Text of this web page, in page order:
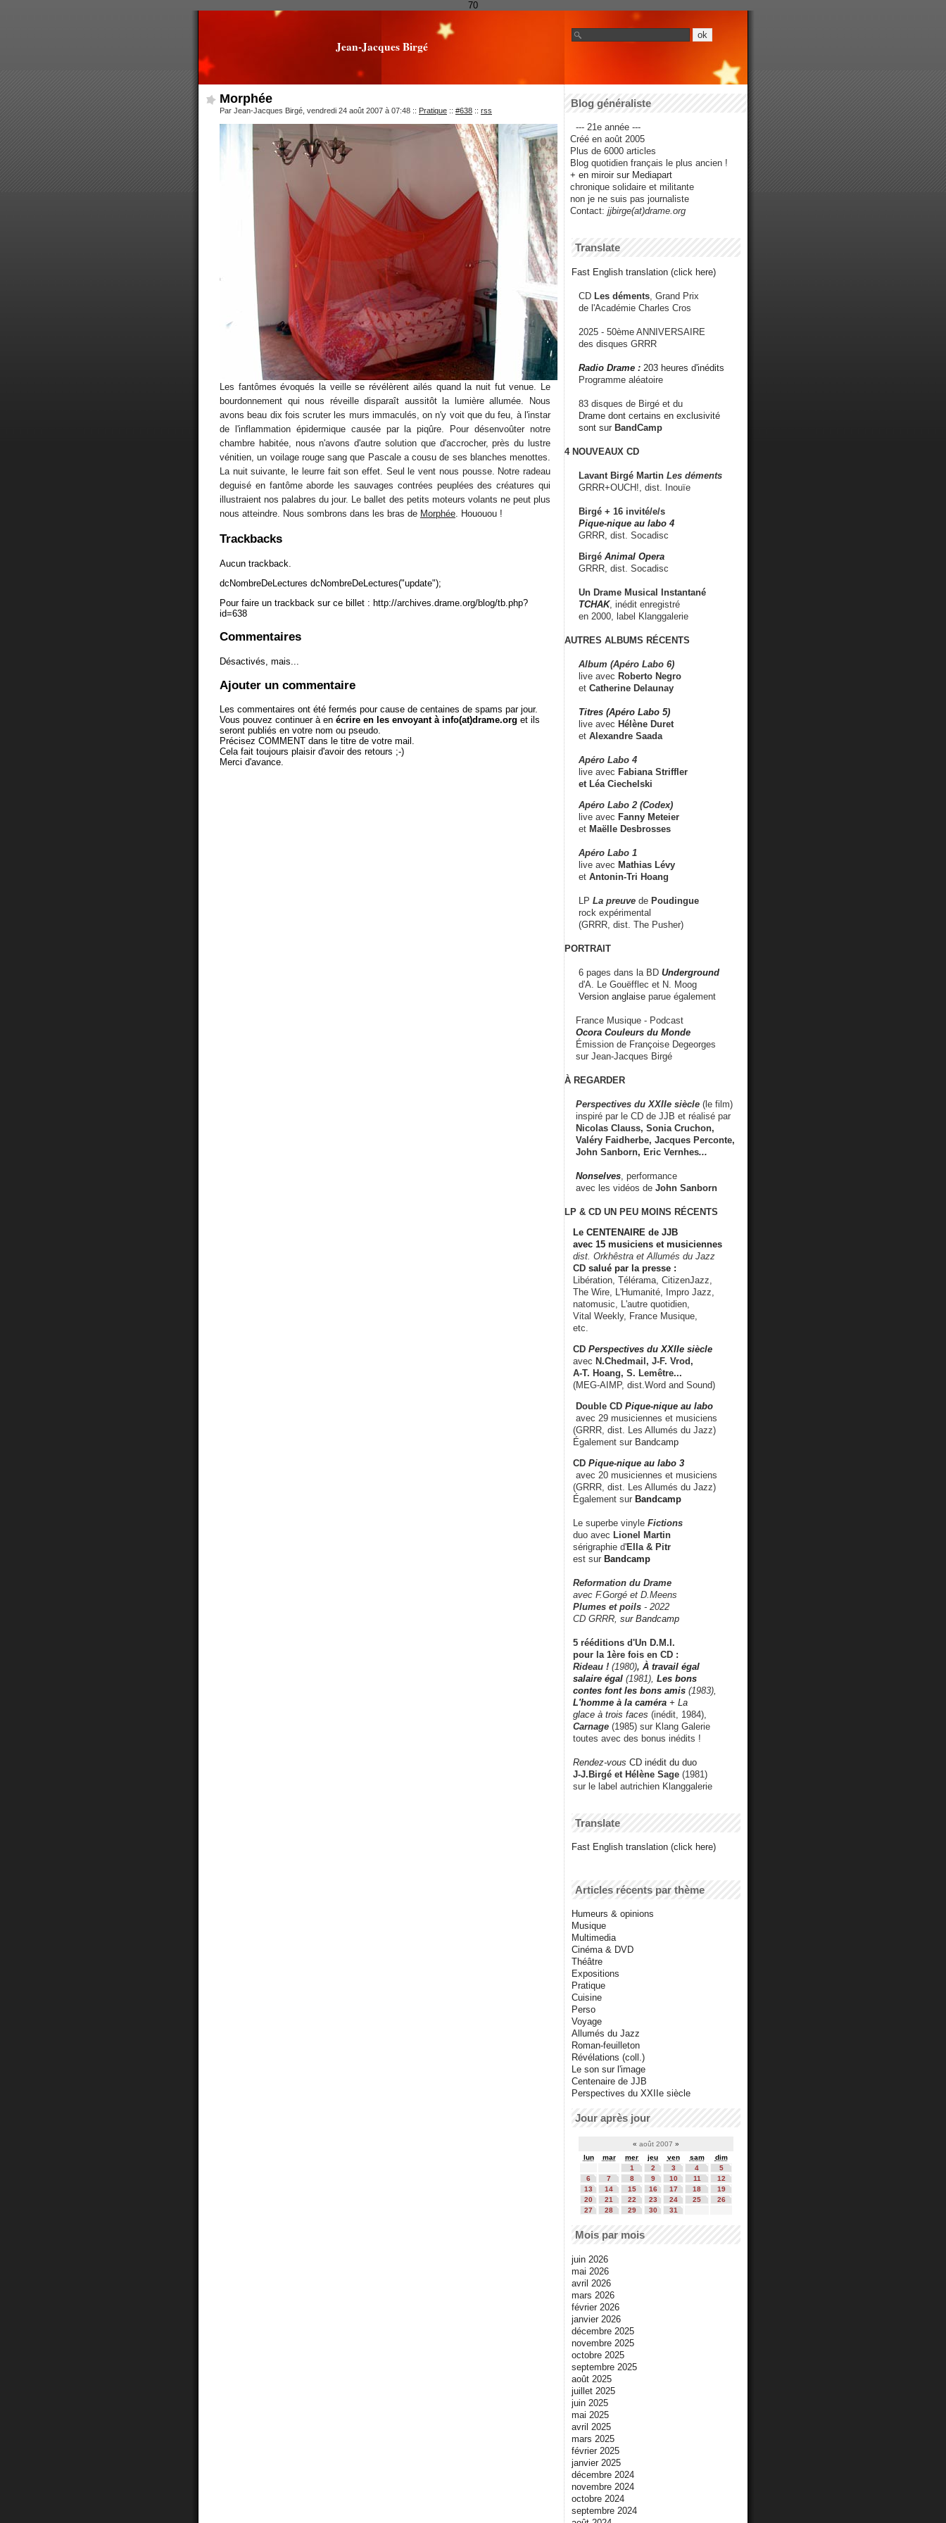
70
Jean-Jacques Birgé
Morphée
Par Jean-Jacques Birgé, vendredi 24 août 2007 à 07:48 :: Pratique :: #638 :: rss
Les fantômes évoqués la veille se révélèrent ailés quand la nuit fut venue. Le
bourdonnement qui nous réveille disparaît aussitôt la lumière allumée. Nous
avons beau dix fois scruter les murs immaculés, on n'y voit que du feu, à l'instar
de l'inflammation épidermique causée par la piqûre. Pour désenvoûter notre
chambre habitée, nous n'avons d'autre solution que d'accrocher, près du lustre
vénitien, un voilage rouge sang que Pascale a cousu de ses blanches menottes.
La nuit suivante, le leurre fait son effet. Seul le vent nous pousse. Notre radeau
deguisé en fantôme aborde les sauvages contrées peuplées des créatures qui
illustraient nos palabres du jour. Le ballet des petits moteurs volants ne peut plus
nous atteindre. Nous sombrons dans les bras de Morphée . Hououou !
Trackbacks
Aucun trackback.
dcNombreDeLectures dcNombreDeLectures("update");
Pour faire un trackback sur ce billet : http://archives.drame.org/blog/tb.php?
id=638
Commentaires
Désactivés, mais...
Ajouter un commentaire
Les commentaires ont été fermés pour cause de centaines de spams par jour.
Vous pouvez continuer à en écrire en les envoyant à info(at)drame.org et ils
seront publiés en votre nom ou pseudo.
Précisez COMMENT dans le titre de votre mail.
Cela fait toujours plaisir d'avoir des retours ;-)
Merci d'avance.
Blog généraliste
--- 21e année ---
Créé en août 2005
Plus de 6000 articles
Blog quotidien français le plus ancien !
+ en miroir sur Mediapart
chronique solidaire et militante
non je ne suis pas journaliste
Contact: jjbirge(at)drame.org
Translate
Fast English translation (click here)
CD Les déments , Grand Prix
de l'Académie Charles Cros
2025 - 50ème ANNIVERSAIRE
des disques GRRR
Radio Drame : 203 heures d'inédits
Programme aléatoire
83 disques de Birgé et du
Drame dont certains en exclusivité
sont sur BandCamp
4 NOUVEAUX CD
Lavant Birgé Martin Les déments
GRRR+OUCH!, dist. Inouïe
Birgé + 16 invité/e/s
Pique-nique au labo 4
GRRR, dist. Socadisc
Birgé Animal Opera
GRRR, dist. Socadisc
Un Drame Musical Instantané
TCHAK, inédit enregistré
en 2000, label Klanggalerie
AUTRES ALBUMS RÉCENTS
Album (Apéro Labo 6)
live avec Roberto Negro
et Catherine Delaunay
Titres (Apéro Labo 5)
live avec Hélène Duret
et Alexandre Saada
Apéro Labo 4
live avec Fabiana Striffler
et Léa Ciechelski
Apéro Labo 2 (Codex)
live avec Fanny Meteier
et Maëlle Desbrosses
Apéro Labo 1
live avec Mathias Lévy
et Antonin-Tri Hoang
LP La preuve de Poudingue
rock expérimental
(GRRR, dist. The Pusher)
PORTRAIT
6 pages dans la BD Underground
d'A. Le Gouëfflec et N. Moog
Version anglaise parue également
France Musique - Podcast
Ocora Couleurs du Monde
Émission de Françoise Degeorges
sur Jean-Jacques Birgé
À REGARDER
Perspectives du XXIIe siècle (le film)
inspiré par le CD de JJB et réalisé par
Nicolas Clauss, Sonia Cruchon,
Valéry Faidherbe, Jacques Perconte,
John Sanborn, Eric Vernhes...
Nonselves , performance
avec les vidéos de John Sanborn
LP & CD UN PEU MOINS RÉCENTS
Le CENTENAIRE de JJB
avec 15 musiciens et musiciennes
dist. Orkhêstra et Allumés du Jazz
CD salué par la presse :
Libération, Télérama, CitizenJazz,
The Wire, L'Humanité, Impro Jazz,
natomusic, L'autre quotidien,
Vital Weekly, France Musique,
etc.
CD Perspectives du XXIIe siècle
avec N.Chedmail, J-F. Vrod,
A-T. Hoang, S. Lemêtre...
(MEG-AIMP, dist.Word and Sound)
Double CD Pique-nique au labo
avec 29 musiciennes et musiciens
(GRRR, dist. Les Allumés du Jazz)
Également sur Bandcamp
CD Pique-nique au labo 3
avec 20 musiciennes et musiciens
(GRRR, dist. Les Allumés du Jazz)
Également sur Bandcamp
Le superbe vinyle Fictions
duo avec Lionel Martin
sérigraphie d'Ella & Pitr
est sur Bandcamp
Reformation du Drame
avec F.Gorgé et D.Meens
Plumes et poils - 2022
CD GRRR, sur Bandcamp
5 rééditions d'Un D.M.I.
pour la 1ère fois en CD :
Rideau ! (1980), À travail égal
salaire égal (1981), Les bons
contes font les bons amis (1983),
L'homme à la caméra + La
glace à trois faces (inédit, 1984),
Carnage (1985) sur Klang Galerie
toutes avec des bonus inédits !
Rendez-vous CD inédit du duo
J-J.Birgé et Hélène Sage (1981)
sur le label autrichien Klanggalerie
Translate
Fast English translation (click here)
Articles récents par thème
Humeurs & opinions
Musique
Multimedia
Cinéma & DVD
Théâtre
Expositions
Pratique
Cuisine
Perso
Voyage
Allumés du Jazz
Roman-feuilleton
Révélations (coll.)
Le son sur l'image
Centenaire de JJB
Perspectives du XXIIe siècle
Jour après jour
« août 2007 »
lun
mar mer jeu ven sam
dim
1
2 3 4
5
6
7 8 9 10 11
12
13
14 15 16 17 18
19
20
21 22 23 24 25
26
27
28 29 30 31
Mois par mois
juin 2026
mai 2026
avril 2026
mars 2026
février 2026
janvier 2026
décembre 2025
novembre 2025
octobre 2025
septembre 2025
août 2025
juillet 2025
juin 2025
mai 2025
avril 2025
mars 2025
février 2025
janvier 2025
décembre 2024
novembre 2024
octobre 2024
septembre 2024